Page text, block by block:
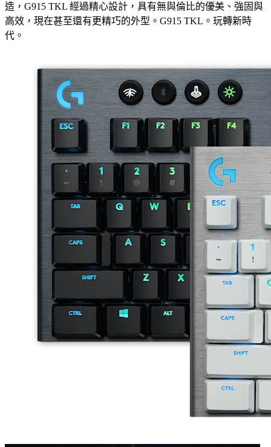
造，G915 TKL 經過精心設計，具有無與倫比的優美、強固與
高效，現在甚至還有更精巧的外型。G915 TKL。玩轉新時
代。